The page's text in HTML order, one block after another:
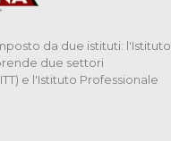
da due istituti: l'Istituto
due settori
e l'Istituto Professionale